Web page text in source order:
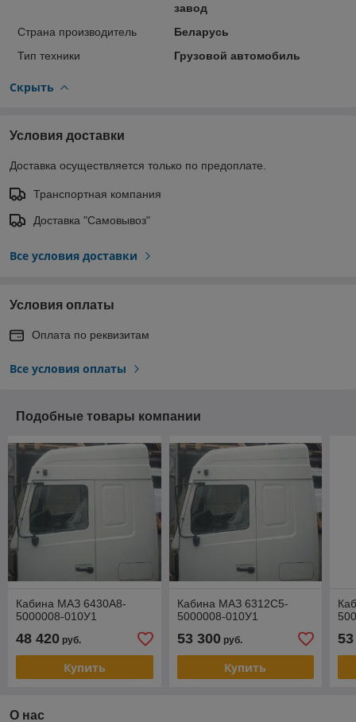
завод
Страна производитель
Беларусь
Тип техники
Грузовой автомобиль
Скрыть
Условия доставки
Доставка осуществляется только по предоплате.
Транспортная компания
Доставка "Самовывоз"
Все условия доставки
Условия оплаты
Оплата по реквизитам
Все условия оплаты
Подобные товары компании
Кабина МАЗ 6430А8-
5000008-010У1
48 420 руб.
Купить
Кабина МАЗ 6312С5-
5000008-010У1
53 300руб.
Купить
О нас